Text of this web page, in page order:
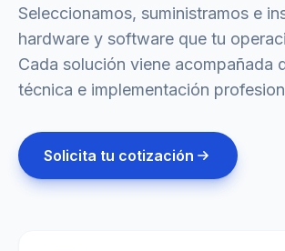
Seleccionamos, suministramos e
hardware y software que tu
Cada solución viene acompañada
técnica e implementación
Solicita tu cotización